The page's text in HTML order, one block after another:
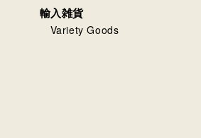
輸入雑貨
Variety Goods